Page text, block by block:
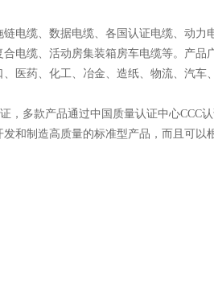
缆、数据电缆、各国认证电缆、动力
电缆、活动房集装箱房车电缆等。产
医药、化工、冶金、造纸、物流、汽车
多款产品通过中国质量认证中心CCC
和制造高质量的标准型产品，而且可以